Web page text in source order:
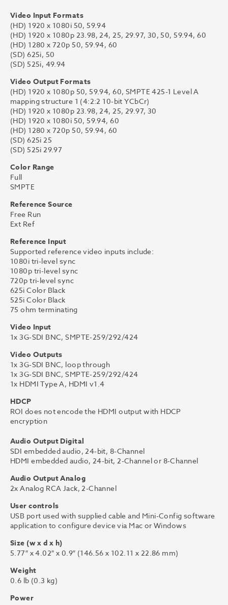
Video Input Formats
(HD) 1920 x 1080i 50, 59.94
(HD) 1920 x 1080p 23.98, 24, 25, 29.97, 30, 50, 59.94, 60
(HD) 1280 x 720p 50, 59.94, 60
(SD) 625i, 50
(SD) 525i, 49.94
Video Output Formats
(HD) 1920 x 1080p 50, 59.94, 60, SMPTE 425-1 Level A
mapping structure 1 (4:2:2 10-bit YCbCr)
(HD) 1920 x 1080p 23.98, 24, 25, 29.97, 30
(HD) 1920 x 1080i 50, 59.94, 60
(HD) 1280 x 720p 50, 59.94, 60
(SD) 625i 25
(SD) 525i 29.97
Color Range
Full
SMPTE
Reference Source
Free Run
Ext Ref
Reference Input
Supported reference video inputs include:
1080i tri-level sync
1080p tri-level sync
720p tri-level sync
625i Color Black
525i Color Black
75 ohm terminating
Video Input
1x 3G-SDI BNC, SMPTE-259/292/424
Video Outputs
1x 3G-SDI BNC, loop through
1x 3G-SDI BNC, SMPTE-259/292/424
1x HDMI Type A, HDMI v1.4
HDCP
ROI does not encode the HDMI output with HDCP
encryption
Audio Output Digital
SDI embedded audio, 24-bit, 8-Channel
HDMI embedded audio, 24-bit, 2-Channel or 8-Channel
Audio Output Analog
2x Analog RCA Jack, 2-Channel
User controls
USB port used with supplied cable and Mini-Config software
application to configure device via Mac or Windows
Size (w x d x h)
5.77″ x 4.02″ x 0.9″ (146.56 x 102.11 x 22.86 mm)
Weight
0.6 lb (0.3 kg)
Power